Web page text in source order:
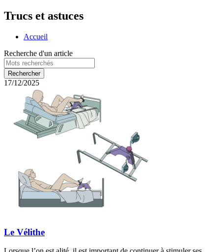
Trucs et astuces
Accueil
Recherche d'un article
17/12/2025
Le Vélithe